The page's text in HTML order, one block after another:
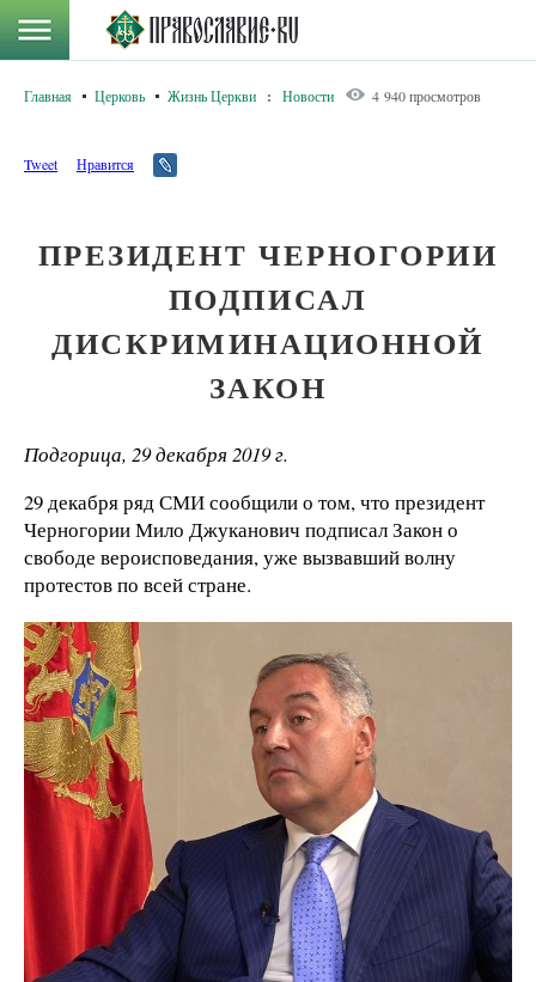
Главная Церковь Жизнь Церкви : Новости 4 940 просмотров
Tweet Нравится
ПРЕЗИДЕНТ ЧЕРНОГОРИИ
ПОДПИСАЛ
ДИСКРИМИНАЦИОННОЙ
ЗАКОН
Подгорица, 29 декабря 2019 г.
29 декабря ряд СМИ сообщили о том, что президент
Черногории Мило Джуканович подписал Закон о
свободе вероисповедания, уже вызвавший волну
протестов по всей стране.